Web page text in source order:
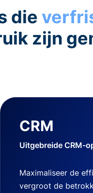
die
zijn
CRM
Uitgebreide CRM-
Maximaliseer de
vergroot de